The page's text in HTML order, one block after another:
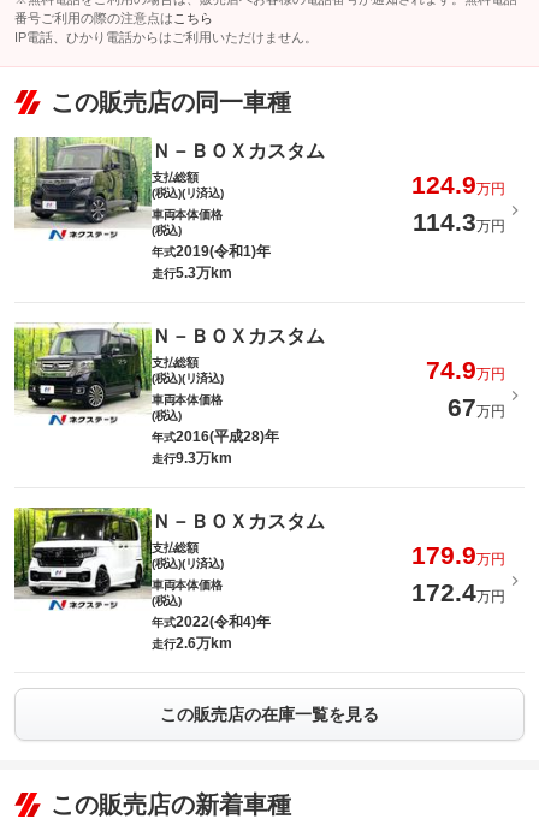
番号ご利用の際の注意点は こちら
IP電話、ひかり電話からはご利用いただけません。
この販売店の同一車種
Ｎ－ＢＯＸカスタム
支払総額
(税込)(リ済込)
124.9万円
車両本体価格
(税込)
114.3万円
年式2019(令和1)年
走行5.3万km
Ｎ－ＢＯＸカスタム
支払総額
(税込)(リ済込)
74.9万円
車両本体価格
(税込)
67万円
年式2016(平成28)年
走行9.3万km
Ｎ－ＢＯＸカスタム
支払総額
(税込)(リ済込)
179.9万円
車両本体価格
(税込)
172.4万円
年式2022(令和4)年
走行2.6万km
この販売店の在庫一覧を見る
この販売店の新着車種